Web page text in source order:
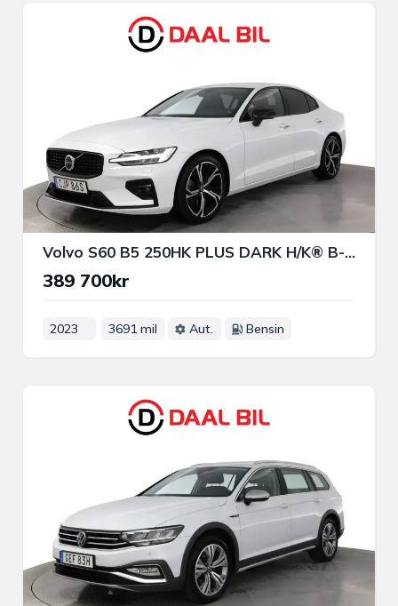
Volvo S60 B5 250HK PLUS DARK H/K® B-KAM NAVI LÄDER NFC 4-ZON
389 700kr
2023 3691 mil Aut. Bensin